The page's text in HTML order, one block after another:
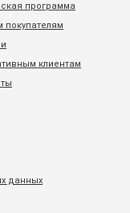
программа
покупателям
клиентам
данных